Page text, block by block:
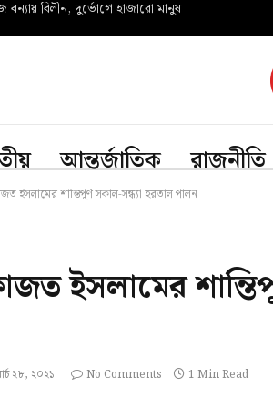
বন্যায় বিলীন, দুর্ভোগে হাজারো মানুষ
আন্তর্জাতিক রাজনীতি
ইসলামের শান্তিপূর্ণ সকাল-সন্ধ্যা হরতাল পালন
ইসলামের
২৮, ২০২১ No Comments 1 Min Read